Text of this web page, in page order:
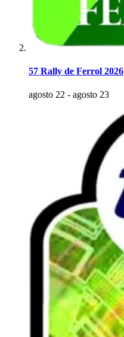
57 Rally de Ferrol 2026
agosto 22 - agosto 23